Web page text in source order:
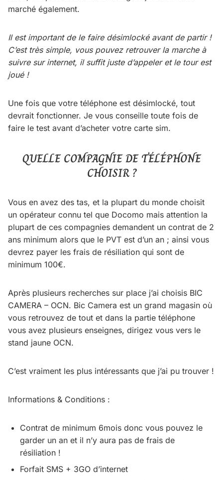
marché également.
Il est important de le faire désimlocké avant de partir !
C’est très simple, vous pouvez retrouver la marche à
suivre sur internet, il suffit juste d’appeler et le tour est
joué !
Une fois que votre téléphone est désimlocké, tout
devrait fonctionner. Je vous conseille toute fois de
faire le test avant d’acheter votre carte sim.
QUELLE COMPAGNIE DE TÉLÉPHONE
CHOISIR ?
Vous en avez des tas, et la plupart du monde choisit
un opérateur connu tel que Docomo mais attention la
plupart de ces compagnies demandent un contrat de 2
ans minimum alors que le PVT est d’un an ; ainsi vous
devrez payer les frais de résiliation qui sont de
minimum 100€.
Après plusieurs recherches sur place j’ai choisis BIC
CAMERA – OCN. Bic Camera est un grand magasin où
vous retrouvez de tout et dans la partie téléphone
vous avez plusieurs enseignes, dirigez vous vers le
stand jaune OCN.
C’est vraiment les plus intéressants que j’ai pu trouver !
Informations & Conditions :
Contrat de minimum 6mois donc vous pouvez le
garder un an et il n’y aura pas de frais de
résiliation !
Forfait SMS + 3GO d’internet